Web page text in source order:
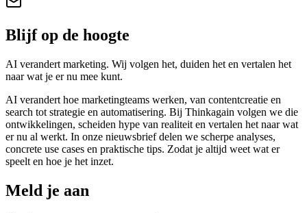
Blijf op de hoogte
AI verandert marketing. Wij volgen het, duiden het en vertalen het
naar wat je er nu mee kunt.
AI verandert hoe marketingteams werken, van contentcreatie en
search tot strategie en automatisering. Bij Thinkagain volgen we die
ontwikkelingen, scheiden hype van realiteit en vertalen het naar wat
er nu al werkt. In onze nieuwsbrief delen we scherpe analyses,
concrete use cases en praktische tips. Zodat je altijd weet wat er
speelt en hoe je het inzet.
Meld je aan